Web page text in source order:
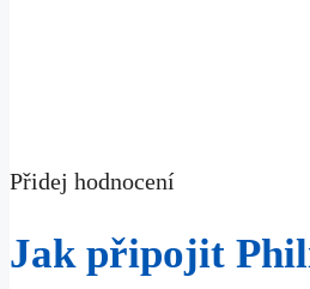
Přidej hodnocení
Jak připojit